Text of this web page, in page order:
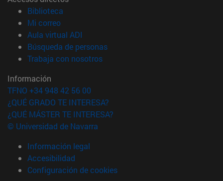
Biblioteca
Mi correo(abre en nueva ventana)
Aula virtual ADI
Búsqueda de personas(abre en nueva ventana)
Trabaja con nosotros(abre en nueva ventana)
Información
TFNO +34 948 42 56 00
¿QUÉ GRADO TE INTERESA?
¿QUÉ MÁSTER TE INTERESA?
© Universidad de Navarra
Información legal
Accesibilidad
Configuración de cookies